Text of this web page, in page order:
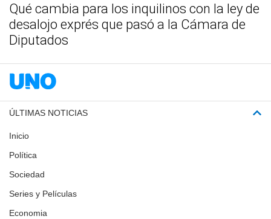
Qué cambia para los inquilinos con la ley de
desalojo exprés que pasó a la Cámara de
Diputados
ÚLTIMAS NOTICIAS
Inicio
Política
Sociedad
Series y Películas
Economia